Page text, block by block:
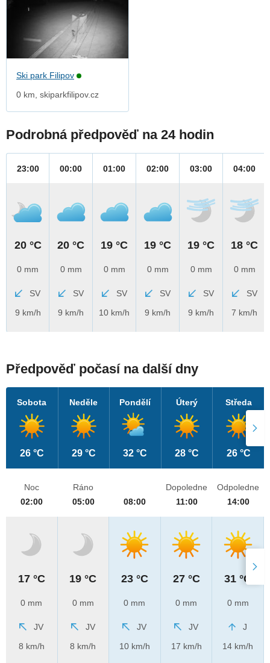
Ski park Filipov
0 km, skiparkfilipov.cz
Podrobná předpověď na 24 hodin
23:00
20 °C
0 mm
SV
9 km/h
00:00
20 °C
0 mm
SV
9 km/h
01:00
19 °C
0 mm
SV
10 km/h
02:00
19 °C
0 mm
SV
9 km/h
03:00
19 °C
0 mm
SV
9 km/h
04:00
18 °C
0 mm
SV
7 km/h
Předpověď počasí na další dny
Sobota
26 °C
Neděle
29 °C
Pondělí
32 °C
Úterý
28 °C
Středa
26 °C
Noc
02:00
17 °C
0 mm
JV
8 km/h
Ráno
05:00
19 °C
0 mm
JV
8 km/h
08:00
23 °C
0 mm
JV
10 km/h
Dopoledne
11:00
27 °C
0 mm
JV
17 km/h
Odpoledne
14:00
31 °C
0 mm
J
14 km/h